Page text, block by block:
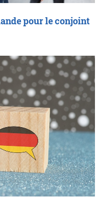
pour le conjoint